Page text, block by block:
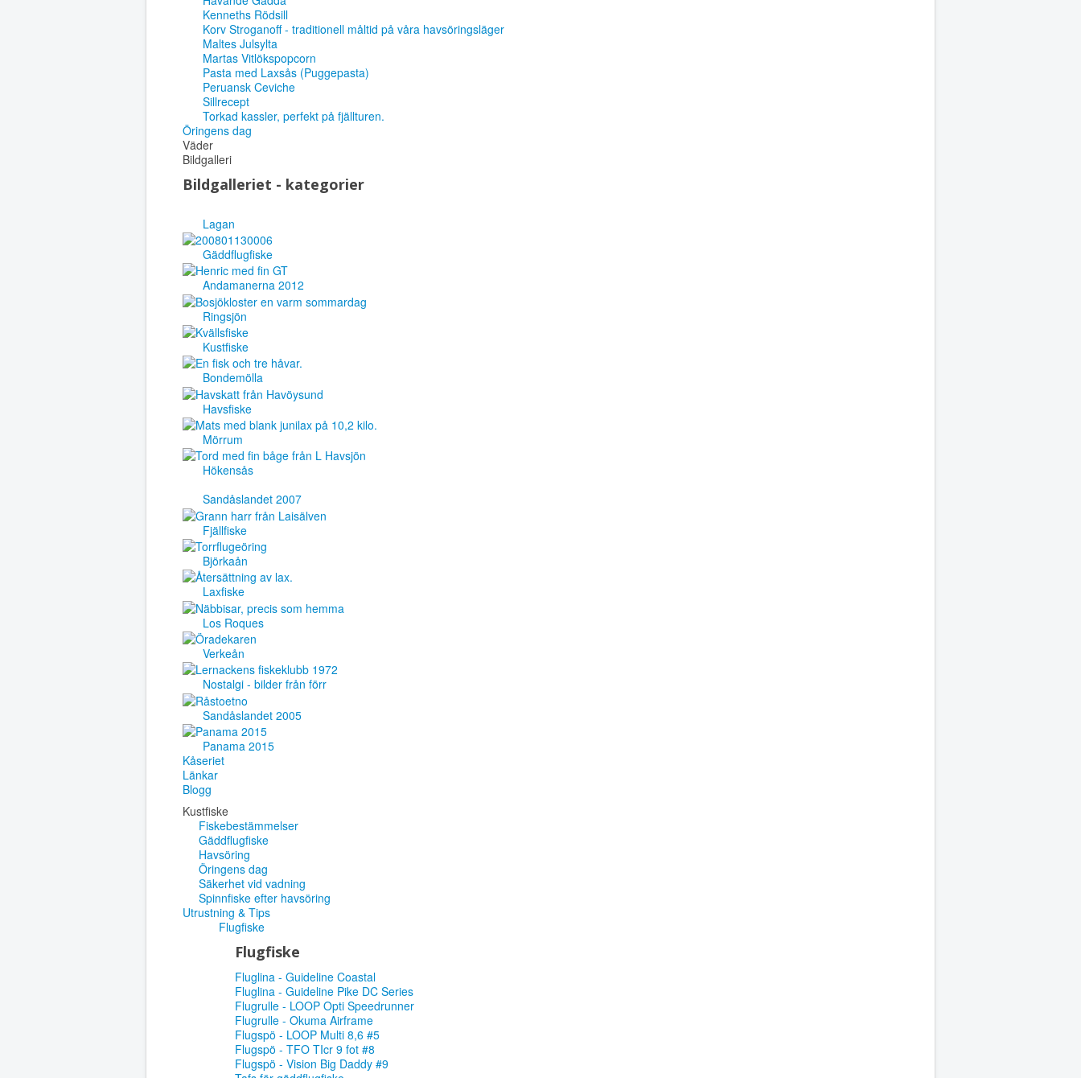
Kenneths Rödsill
Korv Stroganoff - traditionell måltid på våra havsöringsläger
Maltes Julsylta
Martas Vitlökspopcorn
Pasta med Laxsås (Puggepasta)
Peruansk Ceviche
Sillrecept
Torkad kassler, perfekt på fjällturen.
Öringens dag
Väder
Bildgalleri
Bildgalleriet - kategorier
Lagan
Gäddflugfiske
Andamanerna 2012
Ringsjön
Kustfiske
Bondemölla
Havsfiske
Mörrum
Hökensås
Sandåslandet 2007
Fjällfiske
Björkaån
Laxfiske
Los Roques
Verkeån
Nostalgi - bilder från förr
Sandåslandet 2005
Panama 2015
Kåseriet
Länkar
Blogg
Kustfiske
Fiskebestämmelser
Gäddflugfiske
Havsöring
Öringens dag
Säkerhet vid vadning
Spinnfiske efter havsöring
Utrustning & Tips
Flugfiske
Flugfiske
Fluglina - Guideline Coastal
Fluglina - Guideline Pike DC Series
Flugrulle - LOOP Opti Speedrunner
Flugrulle - Okuma Airframe
Flugspö - LOOP Multi 8,6 #5
Flugspö - TFO TIcr 9 fot #8
Flugspö - Vision Big Daddy #9